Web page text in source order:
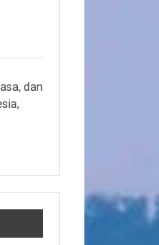
dan